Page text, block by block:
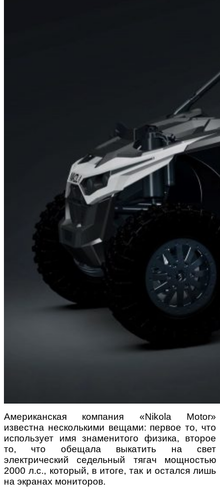
Американская компания «Nikola Motor»
известна несколькими вещами: первое то, что
использует имя знаменитого физика, второе
то, что обещала выкатить на свет
электрический седельный тягач мощностью
2000 л.с., который, в итоге, так и остался лишь
на экранах мониторов.